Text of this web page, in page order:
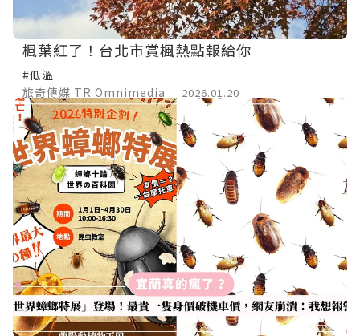
楓葉紅了！台北市賞楓熱點報給你
#低溫
旅奇傳媒 TR Omnimedia
2026.01.20